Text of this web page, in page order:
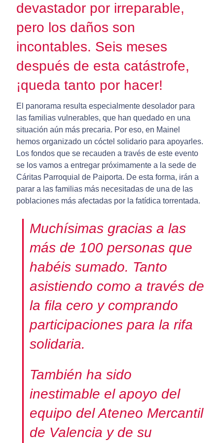
devastador por irreparable,
pero los daños son
incontables. Seis meses
después de esta catástrofe,
¡queda tanto por hacer!
El panorama resulta especialmente desolador para
las familias vulnerables, que han quedado en una
situación aún más precaria. Por eso, en Mainel
hemos organizado un cóctel solidario para apoyarles.
Los fondos que se recauden a través de este evento
se los vamos a entregar próximamente a la sede de
Cáritas Parroquial de Paiporta. De esta forma, irán a
parar a las familias más necesitadas de una de las
poblaciones más afectadas por la fatídica torrentada.
Muchísimas gracias a las
más de 100 personas que
habéis sumado. Tanto
asistiendo como a través de
la fila cero y comprando
participaciones para la rifa
solidaria.
También ha sido
inestimable el apoyo del
equipo del Ateneo Mercantil
de Valencia y de su